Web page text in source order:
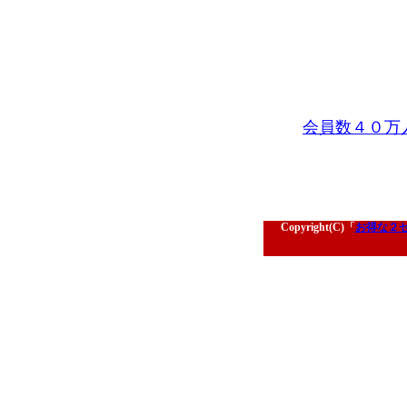
会員数４０万
Copyright(C)「 お得な２